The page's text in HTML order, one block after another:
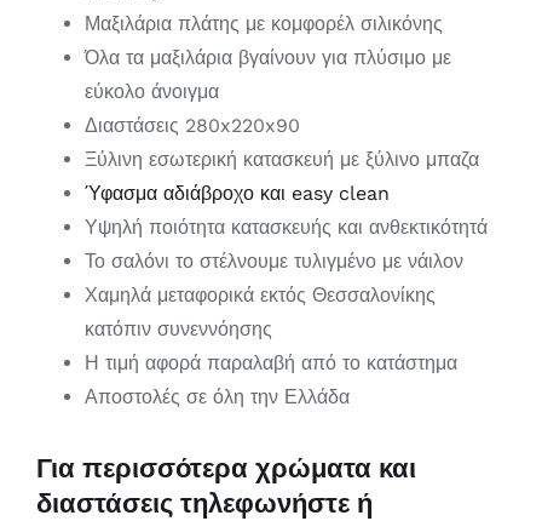
Μαξιλάρια πλάτης με κομφορέλ σιλικόνης
Όλα τα μαξιλάρια βγαίνουν για πλύσιμο με
εύκολο άνοιγμα
Διαστάσεις 280x220x90
Ξύλινη εσωτερική κατασκευή με ξύλινο μπαζα
Ύφασμα αδιάβροχο και easy clean
Υψηλή ποιότητα κατασκευής και ανθεκτικότητά
Το σαλόνι το στέλνουμε τυλιγμένο με νάιλον
Χαμηλά μεταφορικά εκτός Θεσσαλονίκης
κατόπιν συνεννόησης
Η τιμή αφορά παραλαβή από το κατάστημα
Αποστολές σε όλη την Ελλάδα
Για περισσότερα χρώματα και
διαστάσεις τηλεφωνήστε ή